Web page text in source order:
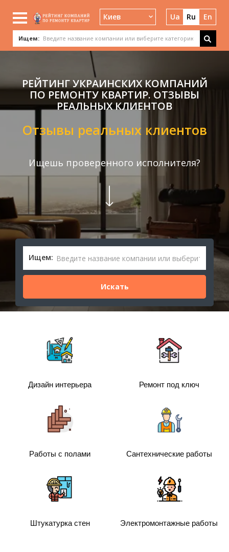
Киев Ua Ru En
Ищем:
РЕЙТИНГ УКРАИНСКИХ КОМПАНИЙ
ПО РЕМОНТУ КВАРТИР. ОТЗЫВЫ
РЕАЛЬНЫХ КЛИЕНТОВ
Отзывы реальных клиентов
Ищешь проверенного исполнителя?
Ищем:
Дизайн интерьера Ремонт под ключ
Работы с полами Сантехнические работы
Штукатурка стен Электромонтажные работы